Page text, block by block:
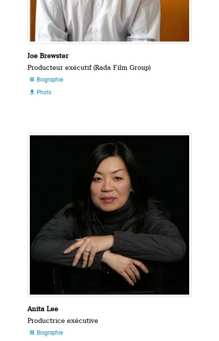
Joe Brewster
Producteur exécutif (Rada Film Group)
 Biographie
 Photo
Anita Lee
Productrice exécutive
 Biographie